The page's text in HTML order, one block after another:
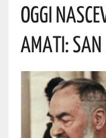
Oggi
Amati: